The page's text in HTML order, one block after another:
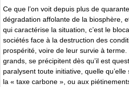
Ce que l’on voit depuis plus de
dégradation affolante de la biosphère,
qui caractérise la situation, c’est le
sociétés face à la destruction des
prospérité, voire de leur survie à
grands, se précipitent dès qu’il est
paralysent toute initiative, quelle
la « taxe carbone », ou aux